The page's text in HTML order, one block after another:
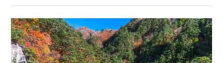
时代打造的日光山轮王寺“逍遥园”、以朱红色造型为特色的“神桥”与“日光二
荒神社”等等。 (2018/12/18)